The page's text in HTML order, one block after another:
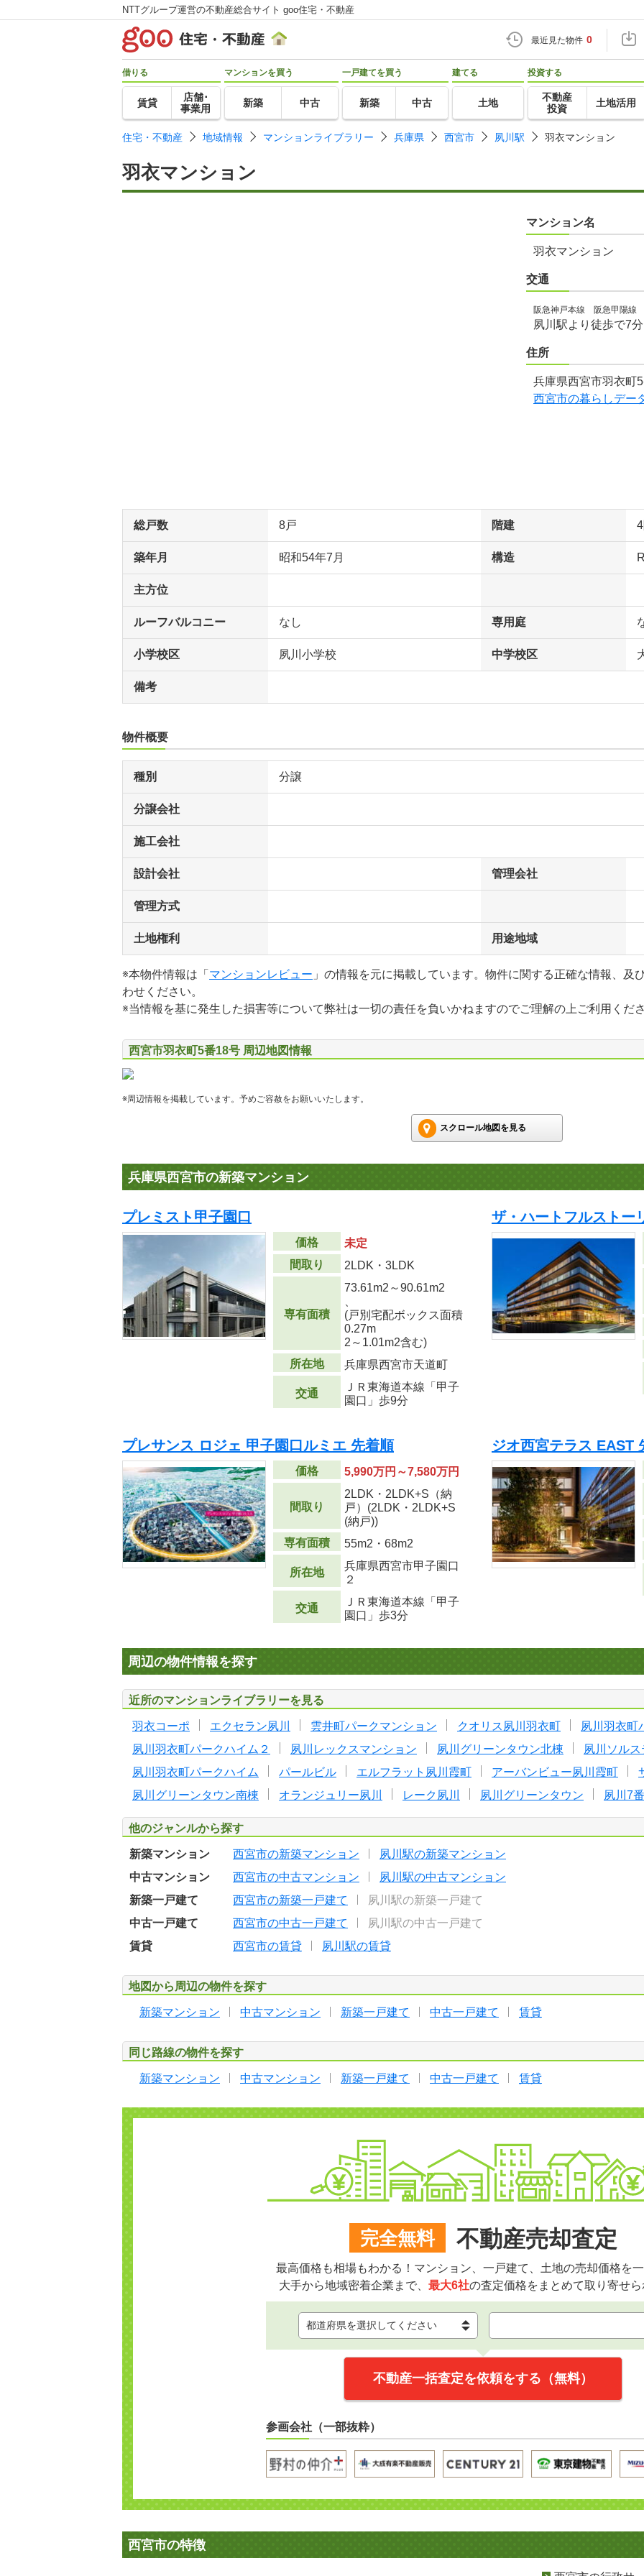
NTTグループ運営の不動産総合サイト goo住宅・不動産
最近見た物件 0
借りる
賃貸
店舗･
事業用
マンションを買う
新築 中古
一戸建てを買う
新築 中古
建てる
土地
投資する
不動産
投資
土地活用
住宅・不動産 地域情報 マンションライブラリー 兵庫県 西宮市 夙川駅 羽衣マンション
羽衣マンション
マンション名
羽衣マンション
交通
阪急神戸本線 阪急甲陽線
夙川駅より徒歩で7分
住所
兵庫県西宮市羽衣町
西宮市の暮らしデー
総戸数 8戸 階建
築年月 昭和54年7月 構造
主方位
ルーフバルコニー なし 専用庭
小学校区 夙川小学校 中学校区
備考
物件概要
種別 分譲
分譲会社
施工会社
設計会社 管理会社
管理方式
土地権利 用途地域
※本物件情報は「 マンションレビュー 」の情報を元に掲載しています。物件に関する正確な情報、及
わせください。
※当情報を基に発生した損害等について弊社は一切の責任を負いかねますのでご理解の上ご利用くださ
西宮市羽衣町5番18号 周辺地図情報
※周辺情報を掲載しています。予めご容赦をお願いいたします。
スクロール地図を見る
兵庫県西宮市の新築マンション
プレミスト甲子園口
価格
未定
間取り
2LDK・3LDK
専有面積
73.61m2 ～90.61m2
(戸別宅配ボックス面積
0.27m
2 ～1.01m2含む)
所在地
兵庫県西宮市天道町
交通
ＪＲ東海道本線「甲子
園口」歩9分
ザ・ハートフルストー
プレサンス ロジェ 甲子園口ルミエ 先着順
価格 5,990万円～7,580万円
間取り
2LDK・2LDK+S（納
戸）(2LDK・2LDK+S
(納戸))
専有面積
55m2 ・68m2
所在地
兵庫県西宮市甲子園口
２
交通
ＪＲ東海道本線「甲子
園口」歩3分
ジオ西宮テラス EAST
周辺の物件情報を探す
近所のマンションライブラリーを見る
羽衣コーポ エクセラン夙川 雲井町パークマンション クオリス夙川羽衣町
夙川羽衣町
夙川羽衣町パークハイム２
夙川レックスマンション 夙川グリーンタウン北棟 夙川ソルス
夙川羽衣町パークハイム
パールビル エルフラット夙川霞町 アーバンビュー夙川霞町
夙川グリーンタウン南棟
オランジュリー夙川 レーク夙川 夙川グリーンタウン 夙川7
他のジャンルから探す
新築マンション 西宮市の新築マンション
夙川駅の新築マンション
中古マンション
西宮市の中古マンション
夙川駅の中古マンション
新築一戸建て
西宮市の新築一戸建て
夙川駅の新築一戸建て
中古一戸建て
西宮市の中古一戸建て
夙川駅の中古一戸建て
賃貸
西宮市の賃貸 夙川駅の賃貸
地図から周辺の物件を探す
新築マンション 中古マンション 新築一戸建て 中古一戸建て 賃貸
同じ路線の物件を探す
新築マンション 中古マンション 新築一戸建て 中古一戸建て 賃貸
完全無料 不動産売却査定
最高価格も相場もわかる！マンション、一戸建て、土地の売却価格を一
大手から地域密着企業まで、 最大6社の査定価格をまとめて取り寄せら
不動産一括査定を依頼をする（無料）
参画会社（一部抜粋）
西宮市の特徴